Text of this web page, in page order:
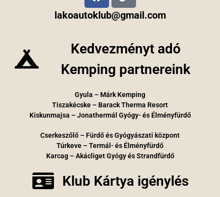
lakoautoklub@gmail.com
Kedvezményt adó
Kemping partnereink
Gyula – Márk Kemping
Tiszakécske – Barack Therma Resort
Kiskunmajsa – Jonathermál Gyógy- és Élményfürdő
Cserkeszőlő – Fürdő és Gyógyászati központ
Túrkeve – Termál- és Élményfürdő
Karcag – Akácliget Gyógy és Strandfürdő
Klub Kártya igénylés